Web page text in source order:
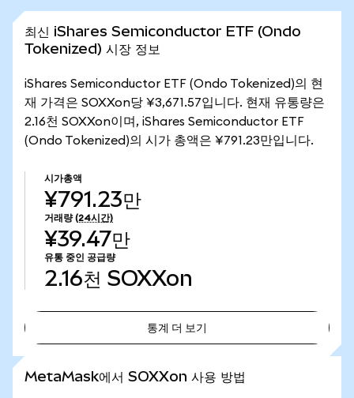
최신 iShares Semiconductor ETF (Ondo
Tokenized) 시장 정보
iShares Semiconductor ETF (Ondo Tokenized)의 현
재 가격은 SOXXon당 ¥3,671.57입니다. 현재 유통량은
2.16천 SOXXon이며, iShares Semiconductor ETF
(Ondo Tokenized)의 시가 총액은 ¥791.23만입니다.
시가총액
¥791.23만
거래량 (24시간)
¥39.47만
유통 중인 공급량
2.16천 SOXXon
통계 더 보기
MetaMask에서 SOXXon 사용 방법